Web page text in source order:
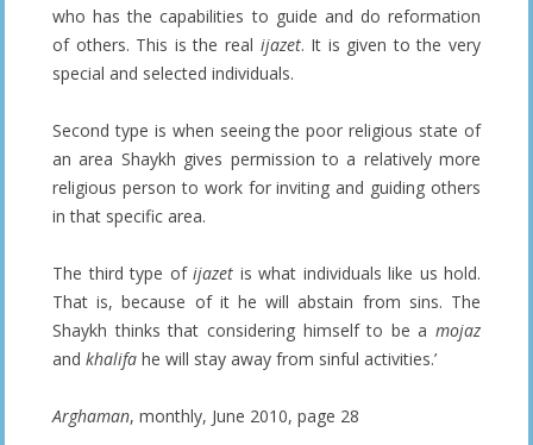
who has the capabilities to guide and do reformation
of others. This is the real ijazet. It is given to the very
special and selected individuals.
Second type is when seeing the poor religious state of
an area Shaykh gives permission to a relatively more
religious person to work for inviting and guiding others
in that specific area.
The third type ofijazet is what individuals like us hold.
That is, because of it he will abstain from sins. The
Shaykh thinks that considering himself to be a mojaz
and khalifa he will stay away from sinful activities.’
Arghaman, monthly, June 2010, page 28